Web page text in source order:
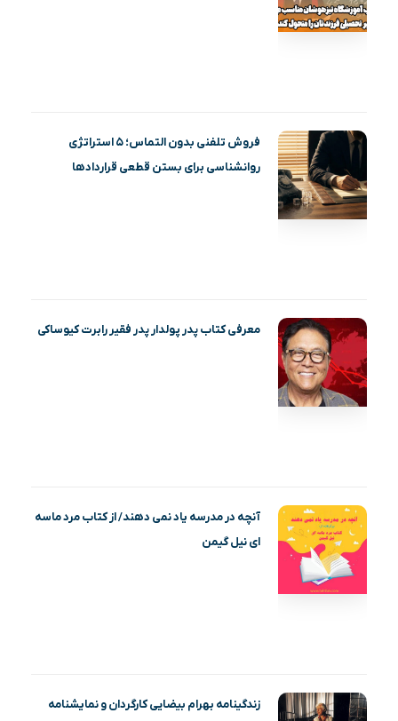
فروش تلفنی بدون التماس؛ ۵ استراتژی
روانشناسی برای بستن قطعی قراردادها
معرفی کتاب پدر پولدار پدر فقیر رابرت کیوساکی
آنچه در مدرسه یاد نمی دهند/ از کتاب مرد ماسه‌
ای نیل گیمن
زندگینامه بهرام بیضایی کارگردان و نمایشنامه